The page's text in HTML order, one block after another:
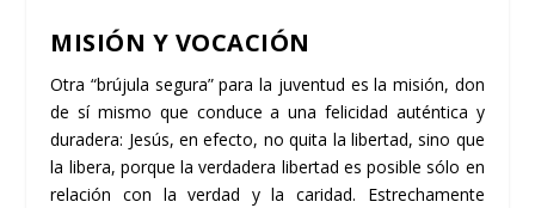
MISIÓN Y VOCACIÓN
Otra “brújula segura” para la juventud es la misión, don
de sí mismo que conduce a una felicidad auténtica y
duradera: Jesús, en efecto, no quita la libertad, sino que
la libera, porque la verdadera libertad es posible sólo en
relación con la verdad y la caridad. Estrechamente